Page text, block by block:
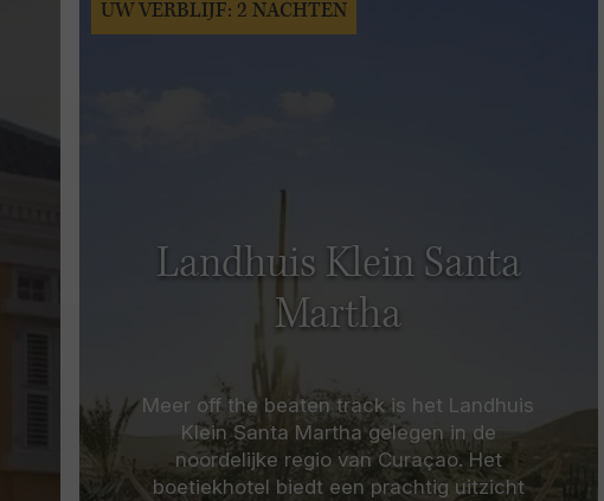
Landhuis Klein Santa
Martha
Meer off the beaten track is het Landhuis
Klein Santa Martha gelegen in de
noordelijke regio van Curaçao. Het
boetiekhotel biedt een prachtig uitzicht
UW VERBLIJF: 2 NACHTEN